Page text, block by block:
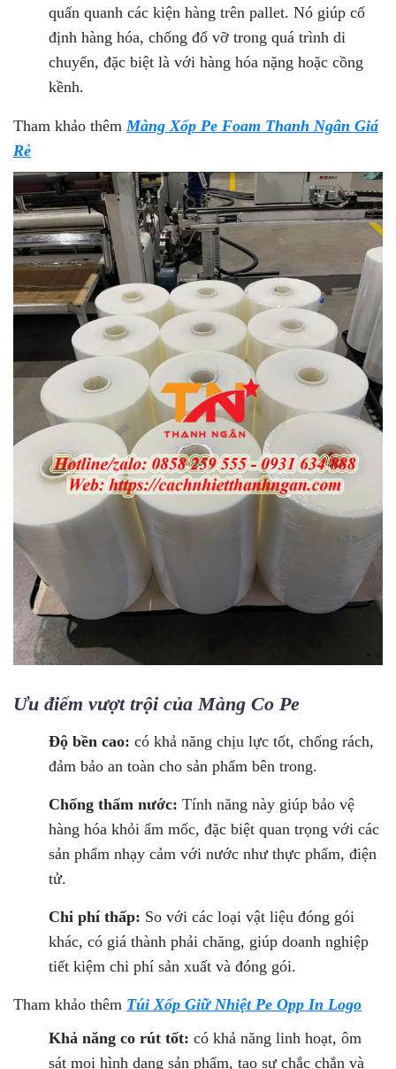
quấn quanh các kiện hàng trên pallet. Nó giúp cố
định hàng hóa, chống đổ vỡ trong quá trình di
chuyển, đặc biệt là với hàng hóa nặng hoặc cồng
kềnh.
Tham khảo thêmMàng Xốp Pe Foam Thanh Ngân Giá
Rẻ
Ưu điểm vượt trội của Màng Co Pe
Độ bền cao: có khả năng chịu lực tốt, chống rách,
đảm bảo an toàn cho sản phẩm bên trong.
Chống thấm nước: Tính năng này giúp bảo vệ
hàng hóa khỏi ẩm mốc, đặc biệt quan trọng với các
sản phẩm nhạy cảm với nước như thực phẩm, điện
tử.
Chi phí thấp: So với các loại vật liệu đóng gói
khác, có giá thành phải chăng, giúp doanh nghiệp
tiết kiệm chi phí sản xuất và đóng gói.
Tham khảo thêm Túi Xốp Giữ Nhiệt Pe Opp In Logo
Khả năng co rút tốt: có khả năng linh hoạt, ôm
sát mọi hình dạng sản phẩm, tạo sự chắc chắn và